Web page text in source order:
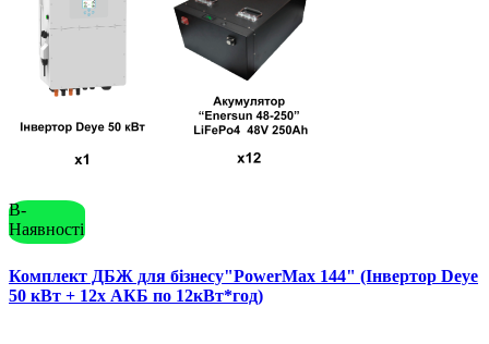
В-
Наявності
Комплект ДБЖ для бізнесу"PowerMax 144" (Інвертор Deye
50 кВт + 12x АКБ по 12кВт*год)